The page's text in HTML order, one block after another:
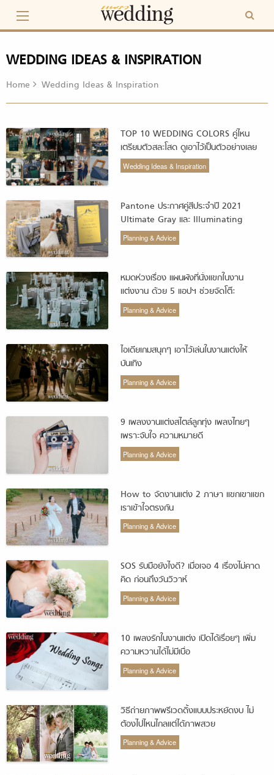
content
WEDDING IDEAS & INSPIRATION
Home Wedding Ideas & Inspiration
TOP 10 WEDDING COLORS คู่ไหน
เตรียมตัวสละโสด ดูเอาไว้เป็นตัวอย่างเลย
Wedding Ideas & Inspiration
Pantone ประกาศคู่สีประจำปี 2021
Ultimate Gray และ Illuminating
Yellow งานแต่งปีนี้ไม่มีพลาด!
Planning & Advice
หมดห่วงเรื่อง แผนผังที่นั่งแขกในงาน
แต่งงาน ด้วย 5 แอปฯ ช่วยจัดโต๊ะ
Planning & Advice
ไอเดียเกมสนุกๆ เอาไว้เล่นในงานแต่งให้
บันเทิง
Planning & Advice
9 เพลงงานแต่งสไตล์ลูกทุ่ง เพลงไทยๆ
เพราะจับใจ ความหมายดี
Planning & Advice
How to จัดงานแต่ง 2 ภาษา แขกเขาแขก
เราเข้าใจตรงกัน
Planning & Advice
SOS รับมือยังไงดี? เมื่อเจอ 4 เรื่องไม่คาด
คิด ก่อนถึงวันวิวาห์
Planning & Advice
10 เพลงรักในงานแต่ง เปิดได้เรื่อยๆ เพิ่ม
ความหวานได้ไม่มีเบื่อ
Planning & Advice
วิธีถ่ายภาพพรีเวดดิ้งแบบประหยัดงบ ไม่
ต้องไปไหนไกลแต่ได้ภาพสวย
Planning & Advice